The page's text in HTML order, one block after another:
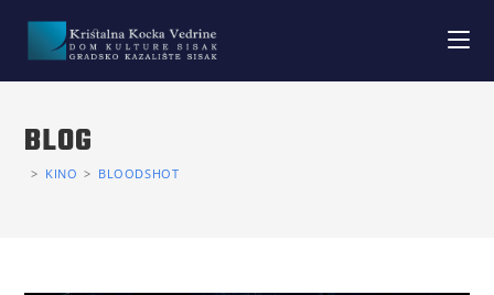
BLOG
> KINO > BLOODSHOT